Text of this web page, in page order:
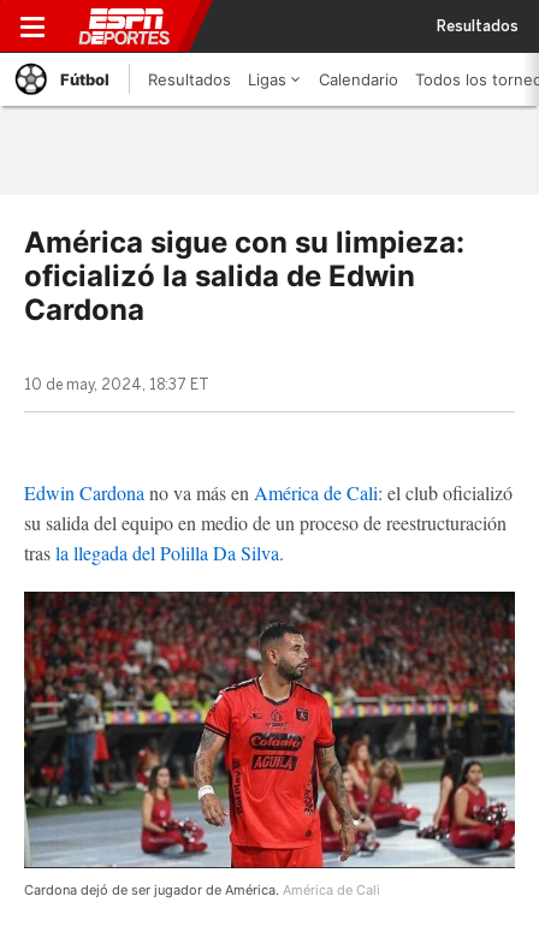
Resultados
Fútbol Resultados Ligas Calendario Todos los
América sigue con su limpieza:
oficializó la salida de Edwin
Cardona
10 de may, 2024, 18:37 ET
Edwin Cardona no va más en América de Cali: el club oficializó
su salida del equipo en medio de un proceso de reestructuración
trasla llegada del Polilla Da Silva.
Cardona dejó de ser jugador de América. América de Cali